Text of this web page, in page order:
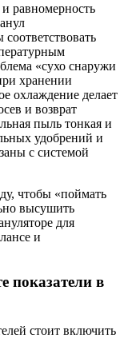
равномерность
«сухо снаружи
хранении
охлаждение делает
и возврат
пыль тонкая и
удобрений и
с системой
чтобы «поймать
высушить
для
и
показатели в
стоит включить